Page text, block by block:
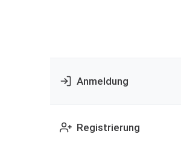
Anmeldung
Registrierung